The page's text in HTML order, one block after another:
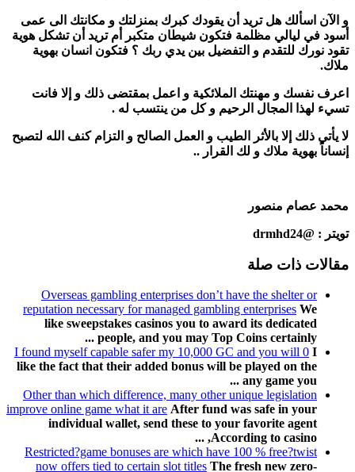
و الآن اسألك هل تريد أن يقودك كبرك بمنزلتك و مكانتك الى عمى
أسود في ليالي مظلمة فتكون شيطان متكبر أم تريد أن تشكل هوية
تقود نورك للتقدم و التفضيل بين يدي ربك ؟ فتكون انسان بهوية
ملاك.
اعرف نفسك و مهنتك الملائكية و اعمل بمقتضى ذلك و إلا فانت
تسيء لهذا المجال الرحيم و كل من ينتسب له .
لا يأتي ذلك إلا بالأثر الطيب و العمل الصالح و التزام كنف الله لتصبح
إنساناً بهوية ملاك و لك القرار ..
محمد عصام منصور
تويتر : @drmhd24
مقالات ذات صلة
Overseas gambling enterprises don’t have the shelter or
reputation necessary for managed gambling enterprises We
like sweepstakes casinos you to award its dedicated
people, and you may Top Coins certainly ...
I found myself capable safer my 10,000 GC and you will 0 I
like the fact that their added bonus will be played on the
any game you ...
Other than which difference, many other unique legislation
improve online game what it are After fund was safe in your
individual wallet, send these to your favorite agent
According to casino, ...
Restricted?game bonuses are which have 100 % free?twist
now offers tied to certain slot titles The fresh new zero-